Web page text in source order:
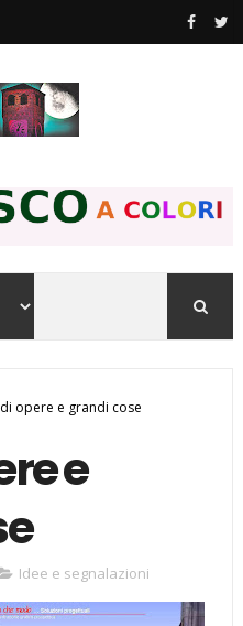
opere e grandi cose
e
Idee e segnalazioni